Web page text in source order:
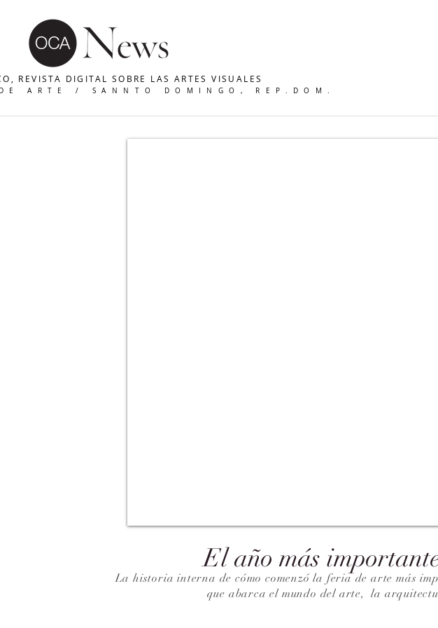
REVISTA DIGITAL SOBRE LAS ARTES VISUALES
DE ARTE / SANNTO DOMINGO, REP.DOM.
El año más
La historia interna de cómo comenzó la feria de arte más
que abarca el mundo del arte,la